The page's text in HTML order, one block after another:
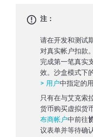
注：
请在开发和测试
对真实帐户扣款
完成第一笔真实
效。沙盒模式下
> 用户中指定的
只有在与艾克索
货币购买虚拟货
布商帐户中前往
议表单并等待确